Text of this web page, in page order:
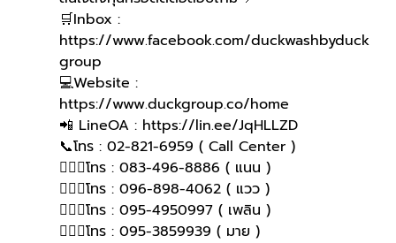
🛒Inbox :
https://www.facebook.com/duckwashbyduck
group
💻Website :
https://www.duckgroup.co/home
📲 LineOA : https://lin.ee/JqHLLZD
📞โทร : 02-821-6959 ( Call Center )
🙋🏻‍♀️โทร : 083-496-8886 ( แนน )
🙋🏻‍♀โทร : 096-898-4062 ( แวว )
🙋🏻‍♀โทร : 095-4950997 ( เพลิน )
🙋🏻‍♀️โทร : 095-3859939 ( มาย )